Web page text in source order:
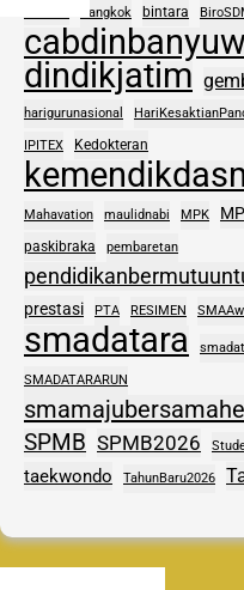
Bangkok bintara
dindikjatim
harigurunasional
IPITEX Kedokteran
Mahavation maulidnabi MPK
paskibraka pembaretan
prestasi PTA RESIMEN
smadatara
SMADATARARUN
SPMB SPMB2026
taekwondo TahunBaru2026